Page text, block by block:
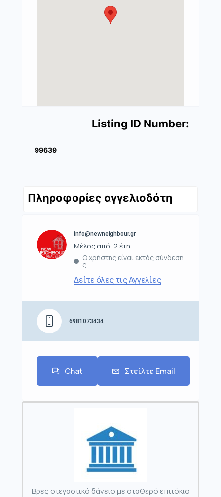
Listing ID Number:
99639
Πληροφορίες αγγελιοδότη
info@newneighbour.gr
Μέλος από: 2 έτη
Ο χρήστης είναι εκτός σύνδεση
ς
Δείτε όλες τις Αγγελίες
6981073434
Chat Στείλτε Email
Βρες στεγαστικό δάνειο με σταθερό επιτόκιο